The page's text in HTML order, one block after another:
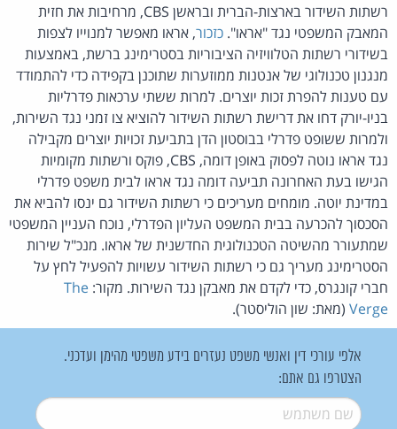
רשתות השידור בארצות-הברית ובראשן CBS, מרחיבות את חזית
המאבק המשפטי נגד "אראו". כזכור, אראו מאפשר למנוייו לצפות
בשידורי רשתות הטלוויזיה הציבוריות בסטרימינג ברשת, באמצעות
מנגנון טכנולוגי של אנטנות ממוזערות שתוכנן בקפידה כדי להתמודד
עם טענות להפרת זכות יוצרים. למרות ששתי ערכאות פדרליות
בניו-יורק דחו את דרישת רשתות השידור להוציא צו זמני נגד השירות,
ולמרות ששופט פדרלי בבוסטון הדן בתביעת זכויות יוצרים מקבילה
נגד אראו נוטה לפסוק באופן דומה, CBS, פוקס ורשתות מקומיות
הגישו בעת האחרונה תביעה דומה נגד אראו לבית משפט פדרלי
במדינת יוטה. מומחים מעריכים כי רשתות השידור גם ינסו להביא את
הסכסוך להכרעה בבית המשפט העליון הפדרלי, נוכח העניין המשפטי
שמתעורר מהשיטה הטכנולוגית החדשנית של אראו. מנכ"ל שירות
הסטרימינג מעריך גם כי רשתות השידור עשויות להפעיל לחץ על
חברי קונגרס, כדי לקדם את מאבקן נגד השירות. מקור: The
Verge (מאת: שון הוליסטר).
אלפי עורכי דין ואנשי משפט נעזרים בידע משפטי מהימן ועדכני.
הצטרפו גם אתם:
שם משתמש*